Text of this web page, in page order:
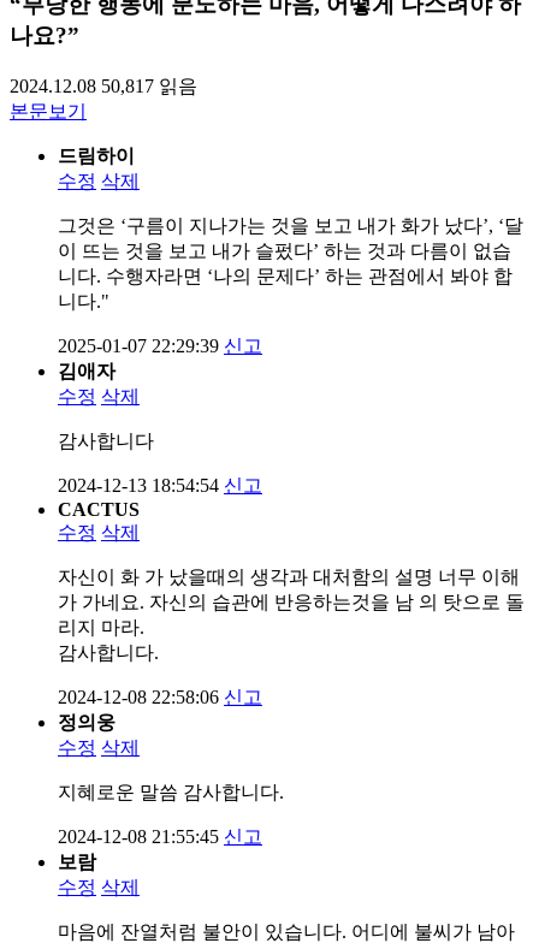
나요?”
2024.12.08 50,817 읽음
본문보기
드림하이
수정 삭제
그것은 ‘구름이 지나가는 것을 보고 내가 화가 났다’, ‘달
이 뜨는 것을 보고 내가 슬펐다’ 하는 것과 다름이 없습
니다. 수행자라면 ‘나의 문제다’ 하는 관점에서 봐야 합
니다."
2025-01-07 22:29:39 신고
김애자
수정 삭제
감사합니다
2024-12-13 18:54:54 신고
CACTUS
수정 삭제
자신이 화 가 났을때의 생각과 대처함의 설명 너무 이해
가 가네요. 자신의 습관에 반응하는것을 남 의 탓으로 돌
리지 마라.
감사합니다.
2024-12-08 22:58:06 신고
정의웅
수정 삭제
지혜로운 말씀 감사합니다.
2024-12-08 21:55:45 신고
보람
수정 삭제
마음에 잔열처럼 불안이 있습니다. 어디에 불씨가 남아